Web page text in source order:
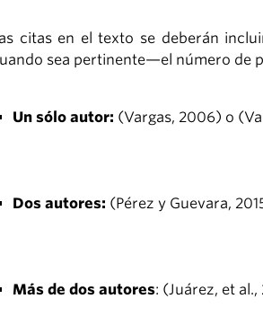
citas en el texto se deberán
sea pertinente—el número de
Un sólo autor: (Vargas, 2006) o
Dos autores: (Pérez y Guevara,
Más de dos autores: (Juárez, et al.,